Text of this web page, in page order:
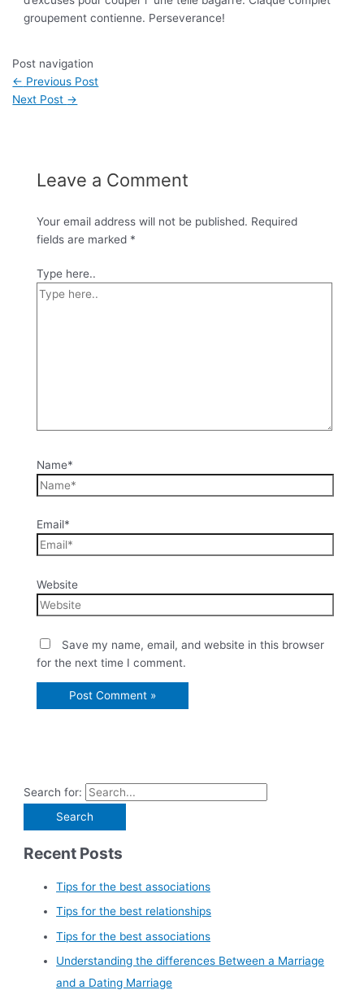
groupement contienne. Perseverance!
Post navigation
← Previous Post
Next Post →
Leave a Comment
Your email address will not be published. Required
fields are marked *
Type here..
Name*
Email*
Website
Save my name, email, and website in this browser
for the next time I comment.
Search for:
Recent Posts
Tips for the best associations
Tips for the best relationships
Tips for the best associations
Understanding the differences Between a Marriage
and a Dating Marriage